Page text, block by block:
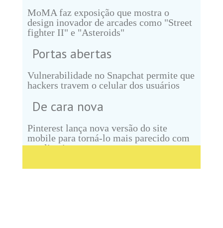
MoMA faz exposição que mostra o
design inovador de arcades como "Street
fighter II" e "Asteroids"
Portas abertas
Vulnerabilidade no Snapchat permite que
hackers travem o celular dos usuários
De cara nova
Pinterest lança nova versão do site
mobile para torná-lo mais parecido com
o aplicativo
Sob nova direção